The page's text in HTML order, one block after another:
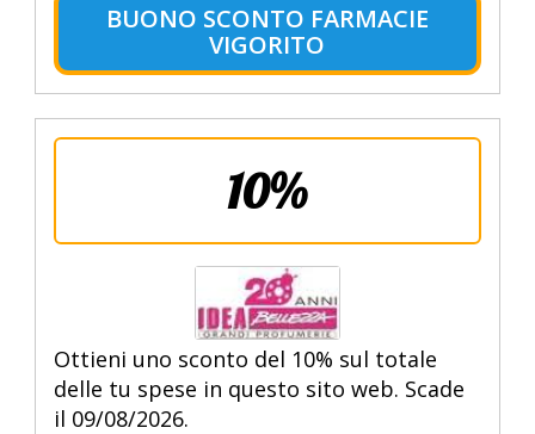
BUONO SCONTO FARMACIE
VIGORITO
10%
Ottieni uno sconto del 10% sul totale
delle tu spese in questo sito web. Scade
il 09/08/2026.